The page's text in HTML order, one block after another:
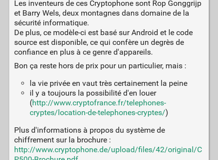
Les inventeurs de ces Cryptophone sont Rop Gonggrijp
et Barry Wels, deux montagnes dans domaine de la
sécurité informatique.
De plus, ce modèle-ci est basé sur Android et le code
source est disponible, ce qui confère un degrès de
confiance en plus à ce genre d'appareils.
Bon ça reste hors de prix pour un particulier, mais :
la vie privée en vaut très certainement la peine
il y a toujours la possibilité d'en louer
(http://www.cryptofrance.fr/telephones-
cryptes/location-de-telephones-cryptes/)
Plus d'informations à propos du système de
chiffrement sur la brochure :
http://www.cryptophone.de/upload/files/42/original/C